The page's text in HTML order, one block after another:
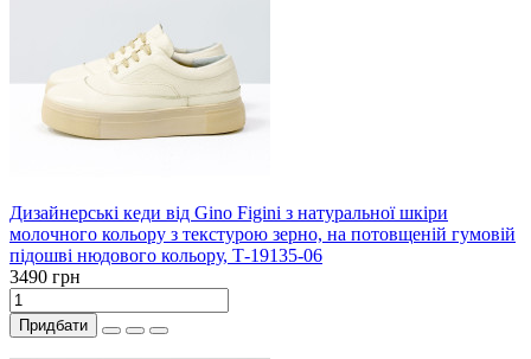
Дизайнерські кеди від Gino Figini з натуральної шкіри
молочного кольору з текстурою зерно, на потовщеній гумовій
підошві нюдового кольору, Т-19135-06
3490 грн
Придбати